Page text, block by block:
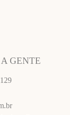
GENTE